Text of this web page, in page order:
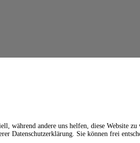
während andere uns helfen, diese Website zu
Datenschutzerklärung. Sie können frei